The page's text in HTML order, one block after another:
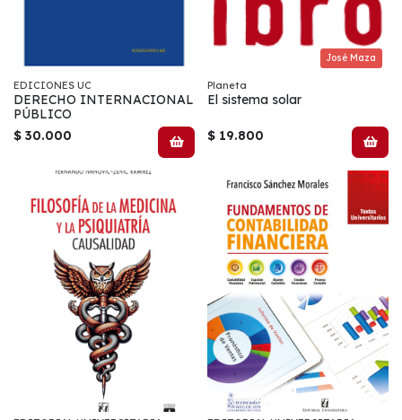
EDICIONES UC
DERECHO INTERNACIONAL
PÚBLICO
$ 30.000
José Maza
Planeta
El sistema solar
$ 19.800